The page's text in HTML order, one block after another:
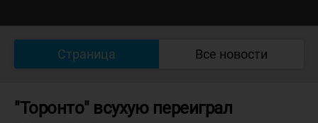
Страница Все новости
"Торонто" всухую переиграл